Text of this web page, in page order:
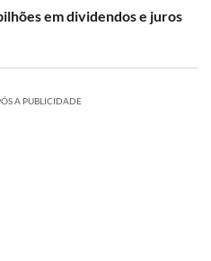
em dividendos e juros
A PUBLICIDADE